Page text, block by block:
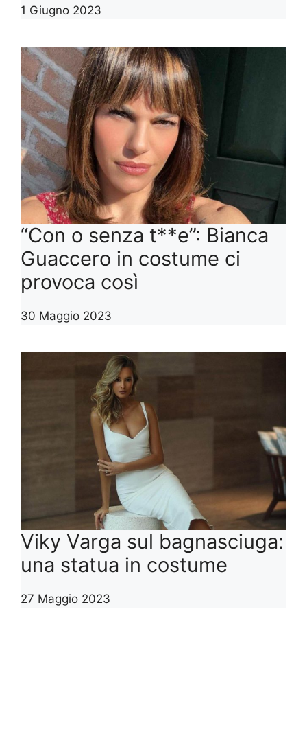
1 Giugno 2023
“Con o senza t**e”: Bianca
Guaccero in costume ci
provoca così
30 Maggio 2023
Viky Varga sul bagnasciuga:
una statua in costume
27 Maggio 2023